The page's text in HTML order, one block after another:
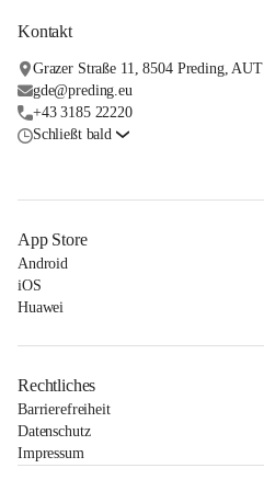
Kontakt
Grazer Straße 11, 8504 Preding, AUT
gde@preding.eu
+43 3185 22220
Schließt bald
App Store
Android
iOS
Huawei
Rechtliches
Barrierefreiheit
Datenschutz
Impressum